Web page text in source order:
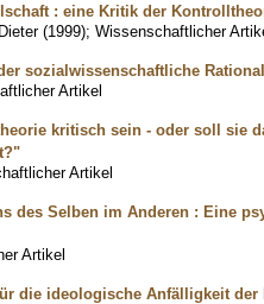
: eine Kritik der
(1999); Wissenschaftlicher
sozialwissenschaftliche
Artikel
kritisch sein - oder soll sie
Artikel
des Selben im Anderen : Eine
Artikel
die ideologische Anfälligkeit